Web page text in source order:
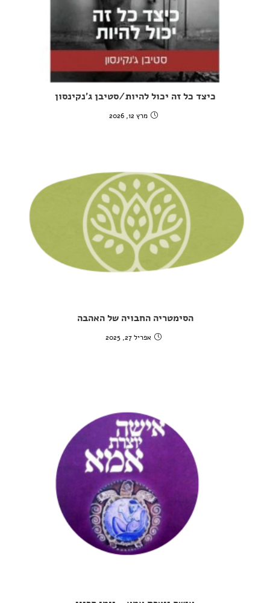
כיצד כל זה יכול להיות/סטיבן ג'נקינסון
מרץ 12, 2026
הסימטריה החבויה של האהבה
אפריל 27, 2025